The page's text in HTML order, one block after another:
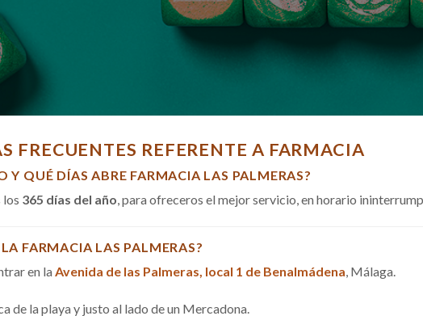
FRECUENTES REFERENTE A FARMACIA
Y QUÉ DÍAS ABRE FARMACIA LAS PALMERAS?
los 365 días del año, para ofreceros el mejor servicio, en horario
FARMACIA LAS PALMERAS?
en la Avenida de las Palmeras, local 1 de Benalmádena, Málaga.
de la playa y justo al lado de un Mercadona.